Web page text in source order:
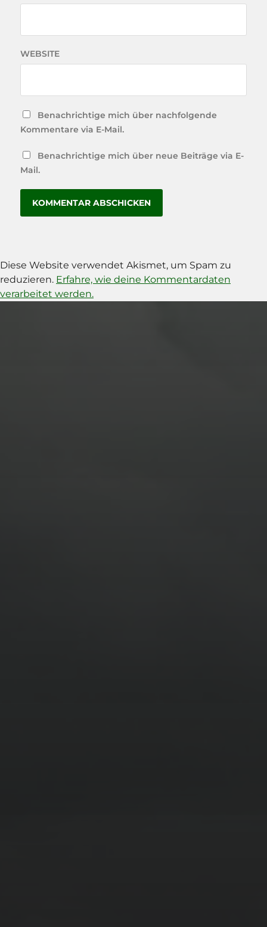
WEBSITE
Benachrichtige mich über nachfolgende
Kommentare via E-Mail.
Benachrichtige mich über neue Beiträge via E-
Mail.
Diese Website verwendet Akismet, um Spam zu
reduzieren. Erfahre, wie deine Kommentardaten
verarbeitet werden.